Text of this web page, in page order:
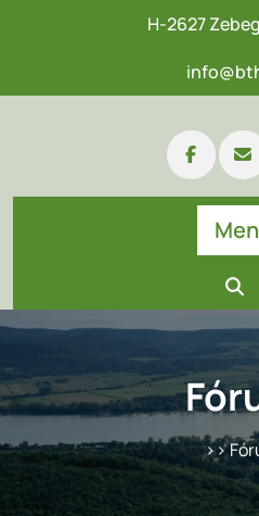
H-2627
>>